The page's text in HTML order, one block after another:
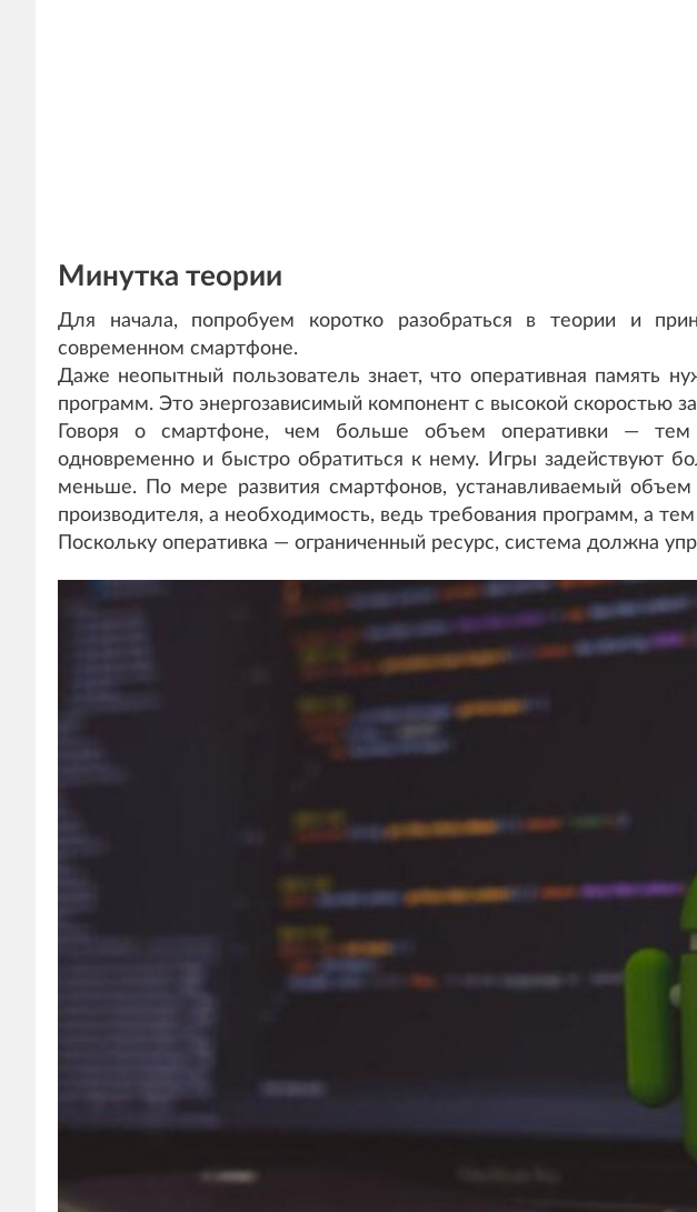
Минутка теории
Для начала, попробуем коротко разобраться в теории и
современном смартфоне.
Даже неопытный пользователь знает, что оперативная память
программ. Это энергозависимый компонент с высокой скоростью
Говоря о смартфоне, чем больше объем оперативки —
одновременно и быстро обратиться к нему. Игры задействуют
меньше. По мере развития смартфонов, устанавливаемый
производителя, а необходимость, ведь требования программ, а
Поскольку оперативка — ограниченный ресурс, система должна